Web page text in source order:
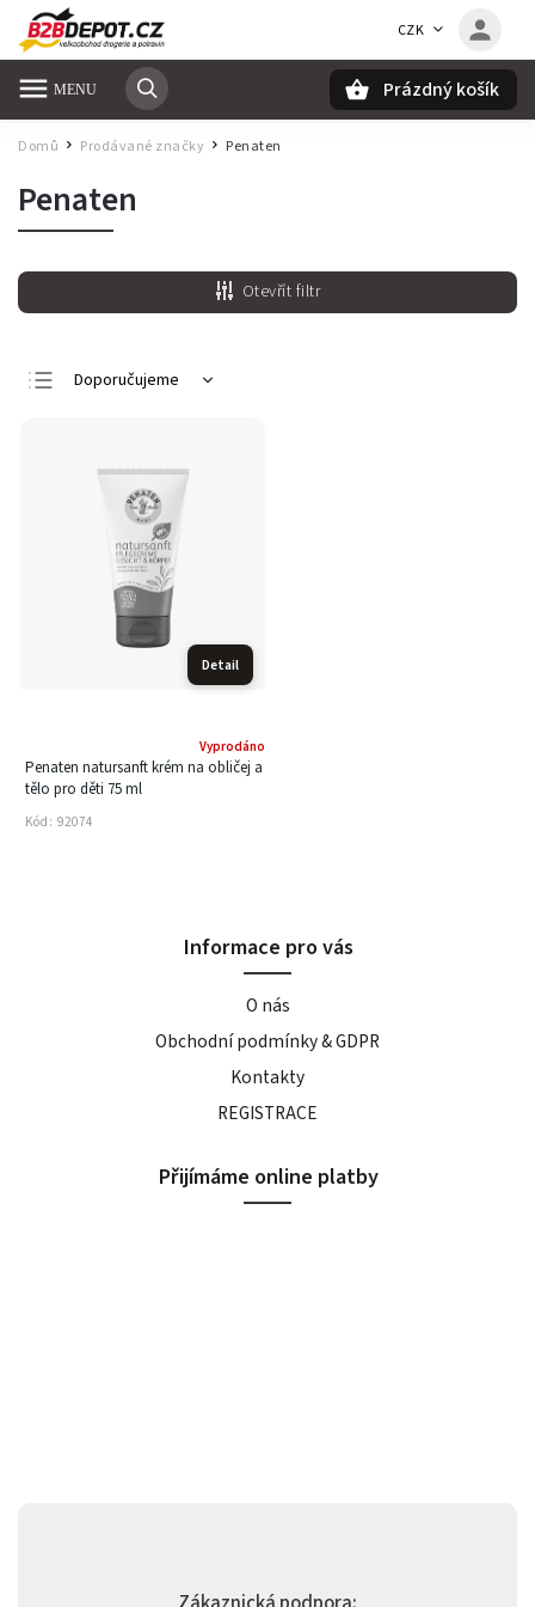
CZK
Prázdný košík
Domů / Prodávané značky / Penaten
Penaten
Otevřít filtr
Doporučujeme
Nejprodávanější
Detail
Penaten natursanft krém na obličej a
tělo pro děti 75 ml
Vyprodáno
Kód: 92074
Informace pro vás
O nás
Obchodní podmínky & GDPR
Kontakty
REGISTRACE
Přijímáme online platby